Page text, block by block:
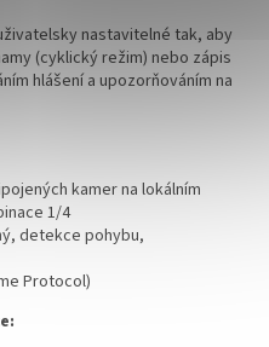
nastavitelné tak, aby
(cyklický režim) nebo zápis
hlášení a upozorňováním na
kamer na lokálním
1/4
detekce pohybu,
Protocol)